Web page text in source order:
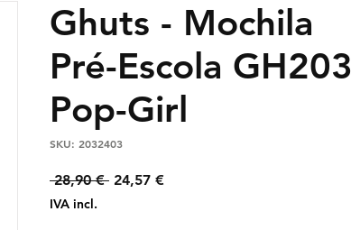
Ghuts - Mochila
Pré-Escola GH203
Pop-Girl
SKU: 2032403
28,90 € Preço
24,57 €Preço
IVA incl.